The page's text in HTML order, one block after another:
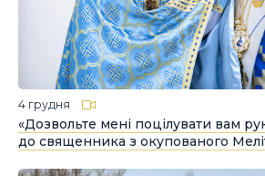
4 грудня
«Дозвольте мені поцілувати вам
до священника з окупованого